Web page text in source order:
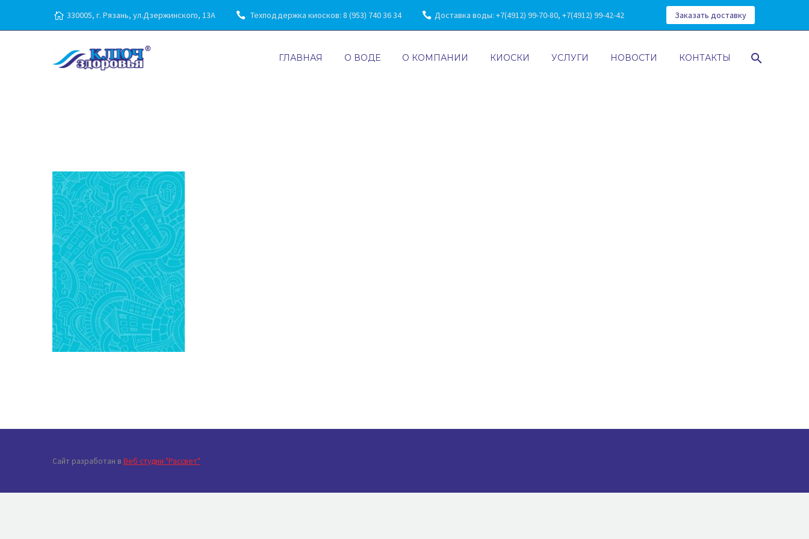
330005, г. Рязань, ул.Дзержинского, 13А Техподдержка киосков: 8 (953) 740 36 34 Доставка воды: +7(4912) 99-70-80, +7(4912) 99-42-42 Заказать доставку
ГЛАВНАЯ О ВОДЕ О КОМПАНИИ КИОСКИ УСЛУГИ НОВОСТИ КОНТАКТЫ
Сайт разработан в Веб студии "Рассвет"